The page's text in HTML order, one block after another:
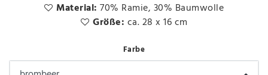
Material:70% Ramie, 30% Baumwolle
Größe: ca. 28 x 16 cm
Farbe